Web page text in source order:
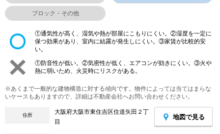
ブロック・その他
①通気性が高く、湿気や熱が部屋にこもりにくい。②湿度を一定に
保つ効果があり、室内に結露が発生しにくい。③家賃が比較的安
い。
①防音性が低い。②気密性が低く、エアコンが効きにくい。③火や
熱に弱いため、火災時にリスクがある。
※あくまで一般的な建物構造に対する傾向です。物件によっては当てはまらな
いケースもありますので、詳細は不動産会社へお問い合わせください。
住所
大阪府大阪市東住吉区住道矢田２丁
目
地図で見る